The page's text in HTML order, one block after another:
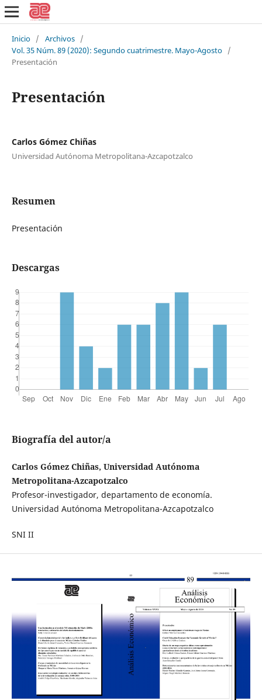
Inicio / Archivos /
Vol. 35 Núm. 89 (2020): Segundo cuatrimestre. Mayo-Agosto /
Presentación
Presentación
Carlos Gómez Chiñas
Universidad Autónoma Metropolitana-Azcapotzalco
Resumen
Presentación
Descargas
Biografía del autor/a
Carlos Gómez Chiñas, Universidad Autónoma
Metropolitana-Azcapotzalco
Profesor-investigador, departamento de economía.
Universidad Autónoma Metropolitana-Azcapotzalco
SNI II